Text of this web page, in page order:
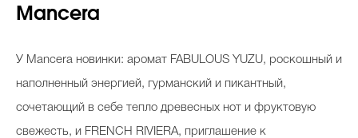
Mancera
У Mancera новинки: аромат FABULOUS YUZU, роскошный и
наполненный энергией, гурманский и пикантный,
сочетающий в себе тепло древесных нот и фруктовую
свежесть, и FRENCH RIVIERA, приглашение к